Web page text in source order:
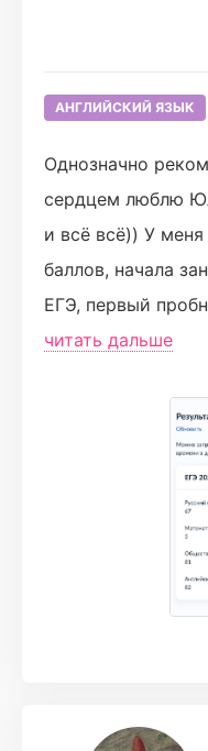
а в остальном
АНГЛИЙСКИЙ ЯЗЫК
Однозначно
сердцем люблю
и всё всё)) У
баллов, начала
ЕГЭ, первый
последний на 76,
письменные,
домашки.
сложнее чем на
говорится,
Учите
Английском и
хорошо сдать
читать дальше